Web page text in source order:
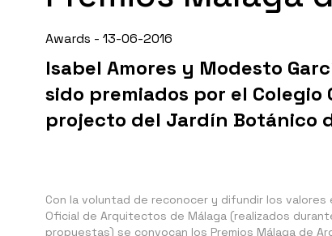
Awards - 13-06-2016
Isabel Amores y Modesto
sido premiados por el
projecto del Jardín Botánico
Con la voluntad de reconocer y difundir los
Oficial de Arquitectos de Málaga (realizados
propuestas) se convocan los Premios Málaga de